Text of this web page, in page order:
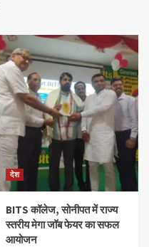
देश
BITS कॉलेज, सोनीपत में राज्य
स्तरीय मेगा जॉब फेयर का सफल
आयोजन